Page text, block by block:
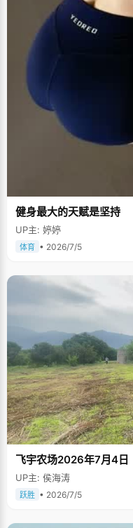
健身最大的天赋是坚持
UP主: 婷婷
体育 • 2026/7/5
飞宇农场2026年7月4日
UP主: 侯海涛
跃胜 • 2026/7/5